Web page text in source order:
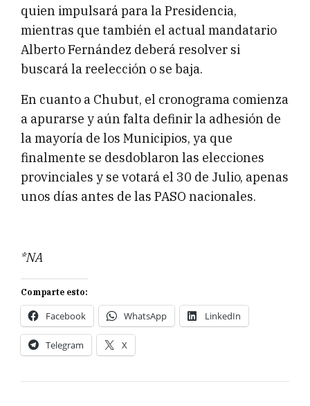
quien impulsará para la Presidencia,
mientras que también el actual mandatario
Alberto Fernández deberá resolver si
buscará la reelección o se baja.
En cuanto a Chubut, el cronograma comienza
a apurarse y aún falta definir la adhesión de
la mayoría de los Municipios, ya que
finalmente se desdoblaron las elecciones
provinciales y se votará el 30 de Julio, apenas
unos días antes de las PASO nacionales.
*NA
Comparte esto:
Facebook WhatsApp LinkedIn
Telegram X